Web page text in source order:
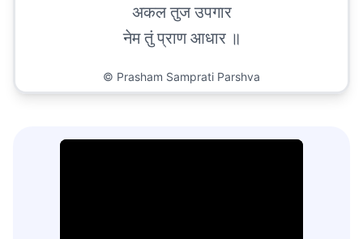
अकल तुज उपगार
नेम तुं प्राण आधार ॥
© Prasham Samprati Parshva